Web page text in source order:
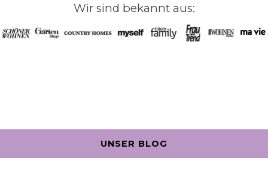
Wir sind bekannt aus:
UNSER BLOG